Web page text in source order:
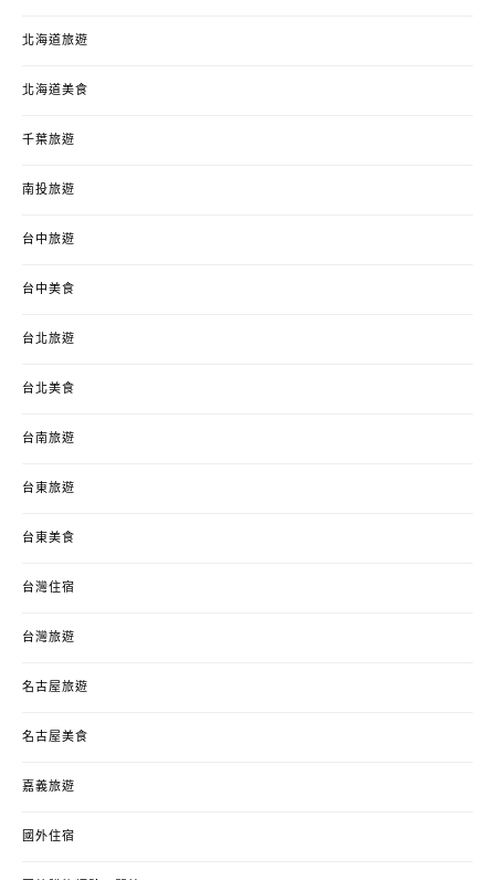
北海道旅遊
北海道美食
千葉旅遊
南投旅遊
台中旅遊
台中美食
台北旅遊
台北美食
台南旅遊
台東旅遊
台東美食
台灣住宿
台灣旅遊
名古屋旅遊
名古屋美食
嘉義旅遊
國外住宿